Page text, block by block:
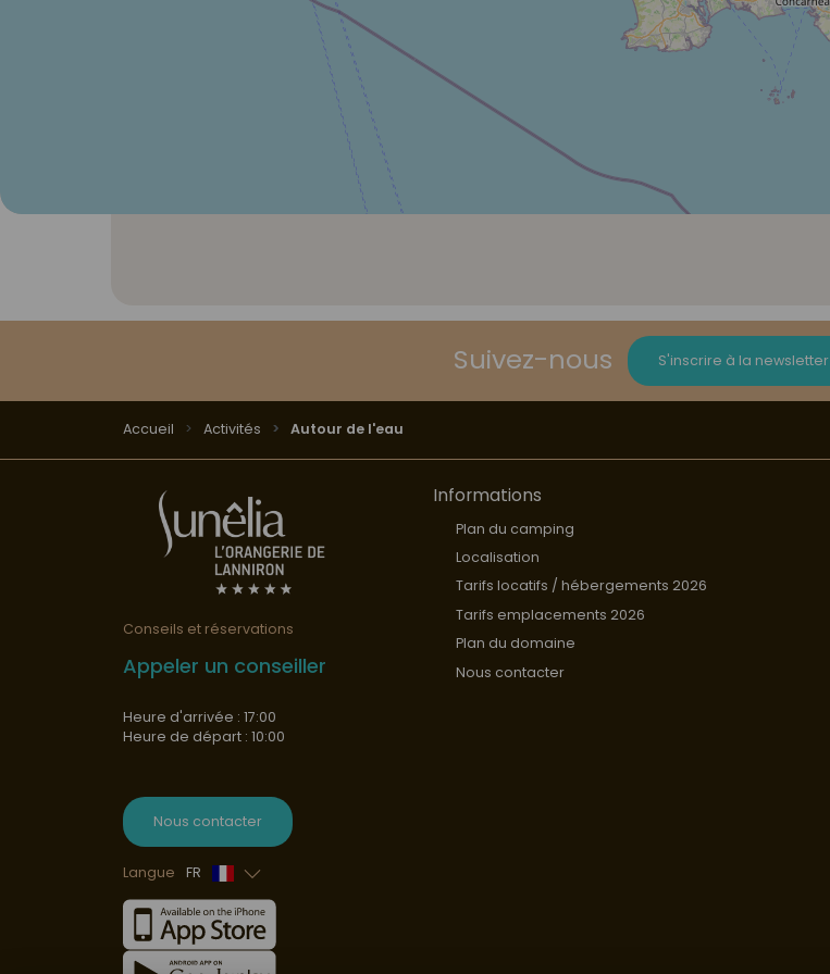
Suivez-nous S'inscrire à la newsletter
Accueil Activités Autour de l'eau
Conseils et réservations
Appeler un conseiller
Heure d'arrivée : 17:00
Heure de départ : 10:00
Nous contacter
Langue FR
Anglais
Informations
Plan du camping
Localisation
Tarifs locatifs / hébergements 2026
Tarifs emplacements 2026
Plan du domaine
Nous contacter